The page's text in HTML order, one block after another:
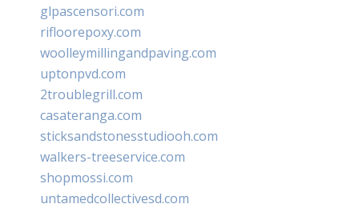
glpascensori.com
rifloorepoxy.com
woolleymillingandpaving.com
uptonpvd.com
2troublegrill.com
casateranga.com
sticksandstonesstudiooh.com
walkers-treeservice.com
shopmossi.com
untamedcollectivesd.com